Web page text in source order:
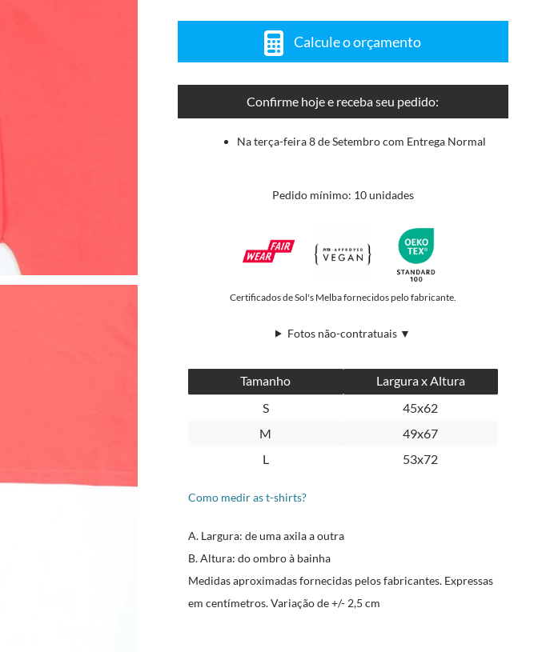
Calcule o orçamento
Confirme hoje e receba seu pedido:
Na terça-feira 8 de Setembro com Entrega Normal
Pedido mínimo: 10 unidades
Certificados de Sol's Melba fornecidos pelo fabricante.
Fotos não-contratuais ▼
Tamanho
Largura x Altura
S
45x62
M
49x67
L
53x72
Como medir as t-shirts?
A. Largura: de uma axila a outra
B. Altura: do ombro à bainha
Medidas aproximadas fornecidas pelos fabricantes. Expressas
em centímetros. Variação de +/- 2,5 cm